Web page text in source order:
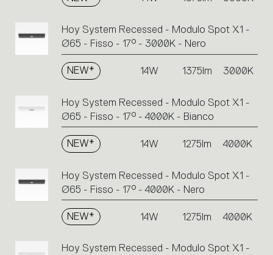
Hoy System Recessed - Modulo Spot X1 -
Ø65 - Fisso - 17° - 3000K - Nero
NEW* 14W 1375lm 3000K
Hoy System Recessed - Modulo Spot X1 -
Ø65 - Fisso - 17° - 4000K - Bianco
NEW* 14W 1275lm 4000K
Hoy System Recessed - Modulo Spot X1 -
Ø65 - Fisso - 17° - 4000K - Nero
NEW* 14W 1275lm 4000K
Hoy System Recessed - Modulo Spot X1 -